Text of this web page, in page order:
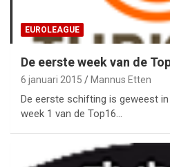
EUROLEAGUE
De eerste week van de
6 januari 2015 Mannus Etten
De eerste schifting is geweest
week 1 van de Top16…